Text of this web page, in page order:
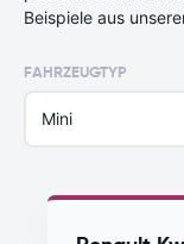
Beispiele aus
FAHRZEUGTYP
Mini